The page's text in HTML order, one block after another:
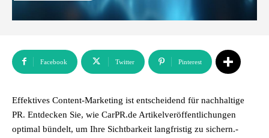
Facebook Twitter Pinterest
Effektives Content-Marketing ist entscheidend für nachhaltige
PR. Entdecken Sie, wie CarPR.de Artikelveröffentlichungen
optimal bündelt, um Ihre Sichtbarkeit langfristig zu sichern.-